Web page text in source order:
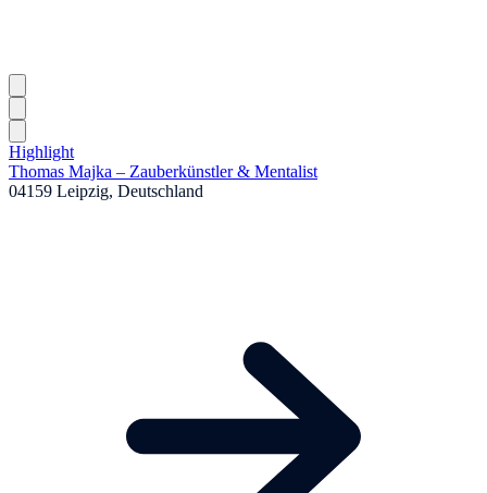
Highlight
Thomas Majka – Zauberkünstler & Mentalist
04159 Leipzig, Deutschland